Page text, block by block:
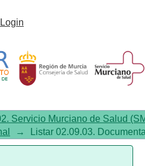
Documentación
Login
Servicio Murciano de Salud
→ Listar 02.09.03.